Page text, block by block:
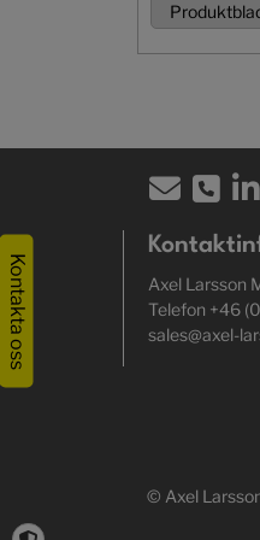
Axel Larsson
Telefon +46
sales@axel-
© Axel
Kontakta oss